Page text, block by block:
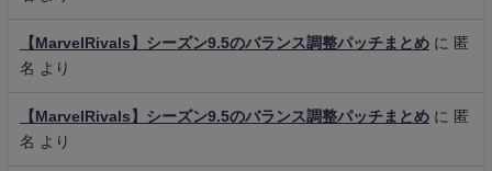
【MarvelRivals】シーズン9.5のバランス調整パッチまとめ に 匿
名 より
【MarvelRivals】シーズン9.5のバランス調整パッチまとめ に 匿
名 より